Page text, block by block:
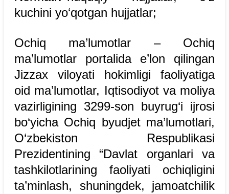
kuchini yo‘qotgan hujjatlar;
Ochiq ma’lumotlar – Ochiq
ma’lumotlar portalida e’lon qilingan
Jizzax viloyati hokimligi faoliyatiga
oid ma’lumotlar, Iqtisodiyot va moliya
vazirligining 3299-son buyrug‘i ijrosi
bo‘yicha Ochiq byudjet ma’lumotlari,
O‘zbekiston Respublikasi
Prezidentining “Davlat organlari va
tashkilotlarining faoliyati ochiqligini
ta’minlash, shuningdek, jamoatchilik